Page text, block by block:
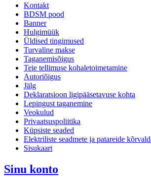
Kontakt
BDSM pood
Banner
Hulgimüük
Üldised tingimused
Turvaline makse
Taganemisõigus
Teie tellimuse kohaletoimetamine
Autoriõigus
Jälg
Deklaratsioon ligipääsetavuse kohta
Lepingust taganemine
Veokulud
Privaatsuspoliitika
Küpsiste seaded
Elektriliste seadmete ja patareide
Sisukaart
Sinu konto